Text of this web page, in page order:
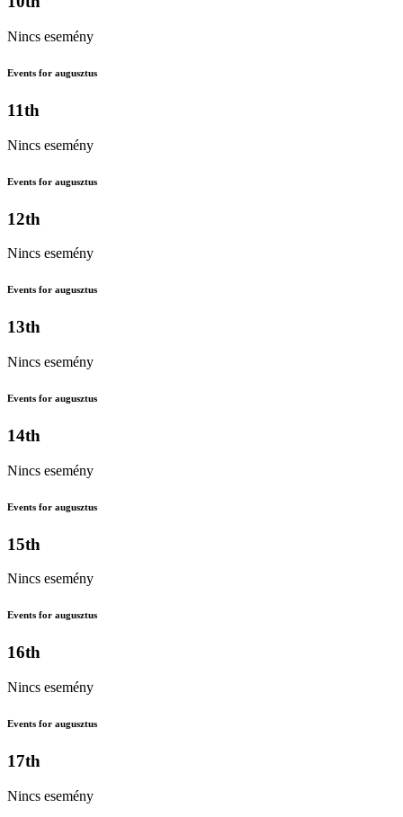
Nincs esemény
Events for augusztus
11th
Nincs esemény
Events for augusztus
12th
Nincs esemény
Events for augusztus
13th
Nincs esemény
Events for augusztus
14th
Nincs esemény
Events for augusztus
15th
Nincs esemény
Events for augusztus
16th
Nincs esemény
Events for augusztus
17th
Nincs esemény